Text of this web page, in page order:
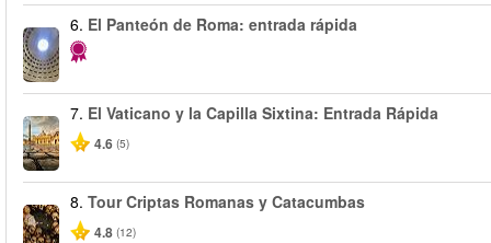
6. El Panteón de Roma: entrada rápida
7. El Vaticano y la Capilla Sixtina: Entrada Rápida
4.6 (5)
8. Tour Criptas Romanas y Catacumbas
4.8 (12)